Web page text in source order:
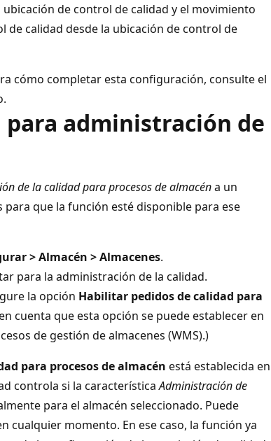
de control de calidad y el movimiento
de calidad desde la ubicación de control de
cómo completar esta configuración, consulte el
administración de
de la calidad para procesos de almacéna un
que la función esté disponible para ese
> Almacén > Almacenes.
para la administración de la calidad.
la opción Habilitar pedidos de calidad para
cuenta que esta opción se puede establecer en
de gestión de almacenes (WMS).)
para procesos de almacén está establecida en
controla si la característicaAdministración de
para el almacén seleccionado. Puede
cualquier momento. En ese caso, la función ya